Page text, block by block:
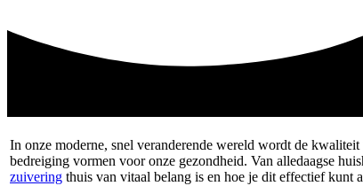
In onze moderne, snel veranderende wereld wordt de
bedreiging vormen voor onze gezondheid. Van alledaagse
zuivering thuis van vitaal belang is en hoe je dit effectief kunt